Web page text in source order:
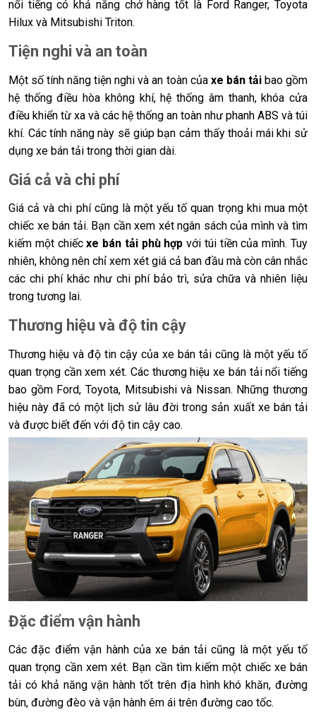
nổi tiếng có khả năng chở hàng tốt là Ford Ranger, Toyota
Hilux và Mitsubishi Triton.
Tiện nghi và an toàn
Một số tính năng tiện nghi và an toàn của xe bán tảibao gồm
hệ thống điều hòa không khí, hệ thống âm thanh, khóa cửa
điều khiển từ xa và các hệ thống an toàn như phanh ABS và túi
khí. Các tính năng này sẽ giúp bạn cảm thấy thoải mái khi sử
dụng xe bán tải trong thời gian dài.
Giá cả và chi phí
Giá cả và chi phí cũng là một yếu tố quan trọng khi mua một
chiếc xe bán tải. Bạn cần xem xét ngân sách của mình và tìm
kiếm một chiếcxe bán tải phù hợp với túi tiền của mình. Tuy
nhiên, không nên chỉ xem xét giá cả ban đầu mà còn cân nhắc
các chi phí khác như chi phí bảo trì, sửa chữa và nhiên liệu
trong tương lai.
Thương hiệu và độ tin cậy
Thương hiệu và độ tin cậy của xe bán tải cũng là một yếu tố
quan trọng cần xem xét. Các thương hiệu xe bán tải nổi tiếng
bao gồm Ford, Toyota, Mitsubishi và Nissan. Những thương
hiệu này đã có một lịch sử lâu đời trong sản xuất xe bán tải
và được biết đến với độ tin cậy cao.
Đặc điểm vận hành
Các đặc điểm vận hành của xe bán tải cũng là một yếu tố
quan trọng cần xem xét. Bạn cần tìm kiếm một chiếc xe bán
tải có khả năng vận hành tốt trên địa hình khó khăn, đường
bùn, đường đèo và vận hành êm ái trên đường cao tốc.